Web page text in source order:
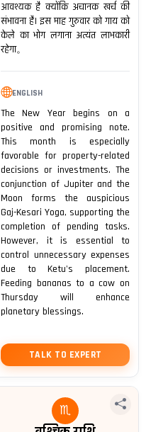
आवश्यक है क्योंकि अचानक खर्च की
संभावना है। इस माह गुरुवार को गाय को
केले का भोग लगाना अत्यंत लाभकारी
रहेगा。
ENGLISH
The New Year begins on a
positive and promising note.
This month is especially
favorable for property-related
decisions or investments. The
conjunction of Jupiter and the
Moon forms the auspicious
Gaj-Kesari Yoga, supporting the
completion of pending tasks.
However, it is essential to
control unnecessary expenses
due to Ketu's placement.
Feeding bananas to a cow on
Thursday will enhance
planetary blessings.
TALK TO EXPERT
♏